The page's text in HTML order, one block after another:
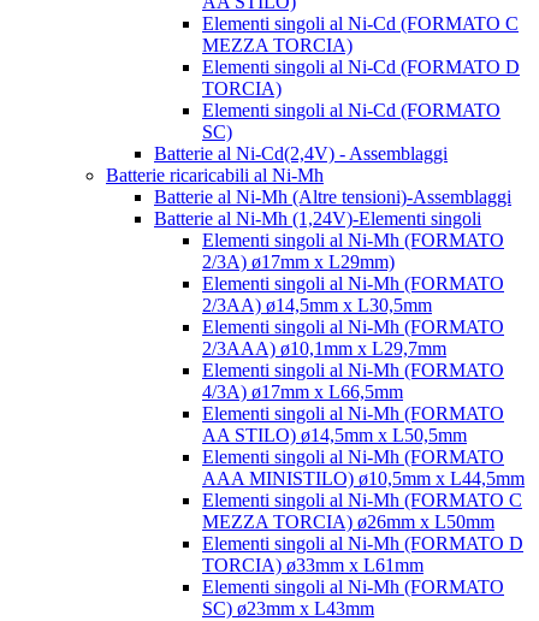
Elementi singoli al Ni-Cd (FORMATO C
MEZZA TORCIA)
Elementi singoli al Ni-Cd (FORMATO D
TORCIA)
Elementi singoli al Ni-Cd (FORMATO
SC)
Batterie al Ni-Cd(2,4V) - Assemblaggi
Batterie ricaricabili al Ni-Mh
Batterie al Ni-Mh (Altre tensioni)-Assemblaggi
Batterie al Ni-Mh (1,24V)-Elementi singoli
Elementi singoli al Ni-Mh (FORMATO
2/3A) ø17mm x L29mm)
Elementi singoli al Ni-Mh (FORMATO
2/3AA) ø14,5mm x L30,5mm
Elementi singoli al Ni-Mh (FORMATO
2/3AAA) ø10,1mm x L29,7mm
Elementi singoli al Ni-Mh (FORMATO
4/3A) ø17mm x L66,5mm
Elementi singoli al Ni-Mh (FORMATO
AA STILO) ø14,5mm x L50,5mm
Elementi singoli al Ni-Mh (FORMATO
AAA MINISTILO) ø10,5mm x L44,5mm
Elementi singoli al Ni-Mh (FORMATO C
MEZZA TORCIA) ø26mm x L50mm
Elementi singoli al Ni-Mh (FORMATO D
TORCIA) ø33mm x L61mm
Elementi singoli al Ni-Mh (FORMATO
SC) ø23mm x L43mm